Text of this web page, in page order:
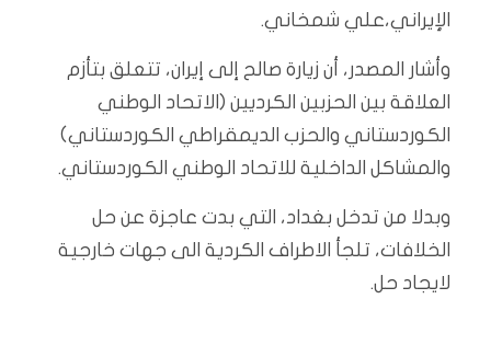
الإيراني،علي شمخاني.
وأشار المصدر، أن زيارة صالح إلى إيران، تتعلق بتأزم
العلاقة بين الحزبين الكرديين (الاتحاد الوطني
الكوردستاني والحزب الديمقراطي الكوردستاني)
والمشاكل الداخلية للاتحاد الوطني الكوردستاني.
وبدلا من تدخل بغداد، التي بدت عاجزة عن حل
الخلافات، تلجأ الاطراف الكردية الى جهات خارجية
لايجاد حل.